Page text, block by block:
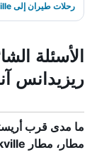
رحلات طيران إلى Sihanoukville
الأسئلة
ريزيدانس
ما مدى قرب
مطار، مطار Sihanoukville؟